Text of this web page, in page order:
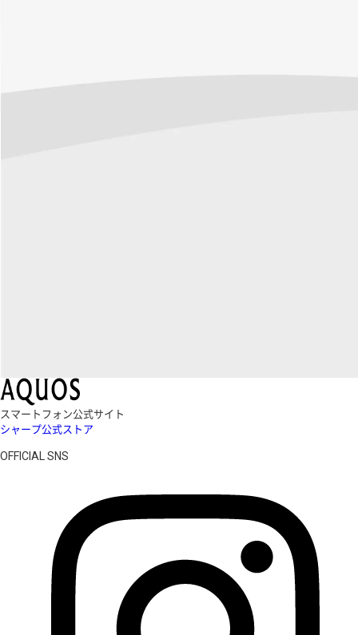
スマートフォン公式サイト
シャープ公式ストア
OFFICIAL SNS